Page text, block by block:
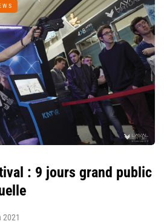
: 9 jours grand public
2021